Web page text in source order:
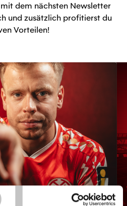
dem nächsten Newsletter
und zusätzlich profitierst du
Vorteilen!